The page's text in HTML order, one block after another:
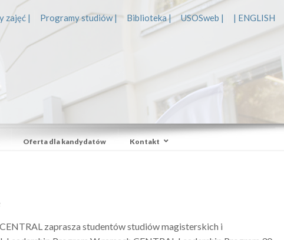
zajęć | Programy studiów | Biblioteka | USOSweb | | ENGLISH
Oferta dla kandydatów Kontakt
zaprasza studentów studiów magisterskich i